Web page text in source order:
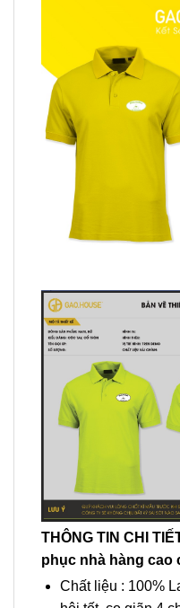
THÔNG TIN CHI
phục nhà hàng cao
Chất liệu : 100%